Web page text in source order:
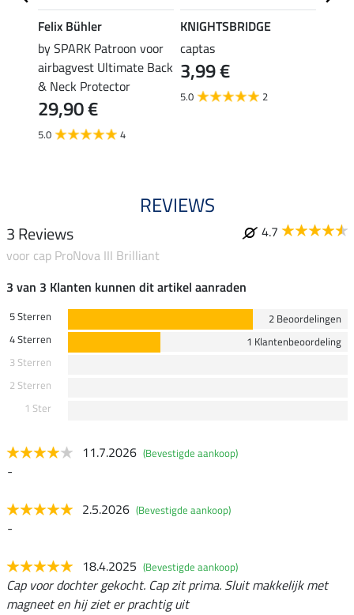
Felix Bühler
by SPARK Patroon voor
airbagvest Ultimate Back
& Neck Protector
29,90 €
5.0 4
KNIGHTSBRIDGE
captas
3,99 €
5.0 2
REVIEWS
3 Reviews
4.7
voor cap ProNova III Brilliant
3 van 3 Klanten kunnen dit artikel aanraden
5 Sterren
2 Beoordelingen
4 Sterren
1 Klantenbeoordeling
3 Sterren
2 Sterren
1 Ster
11.7.2026 (Bevestigde aankoop)
-
2.5.2026 (Bevestigde aankoop)
-
18.4.2025 (Bevestigde aankoop)
Cap voor dochter gekocht. Cap zit prima. Sluit makkelijk met
magneet en hij ziet er prachtig uit